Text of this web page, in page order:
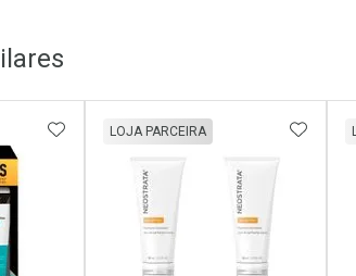
ADICIONAR AOS FAVORITOS
LOJA PARCEIRA